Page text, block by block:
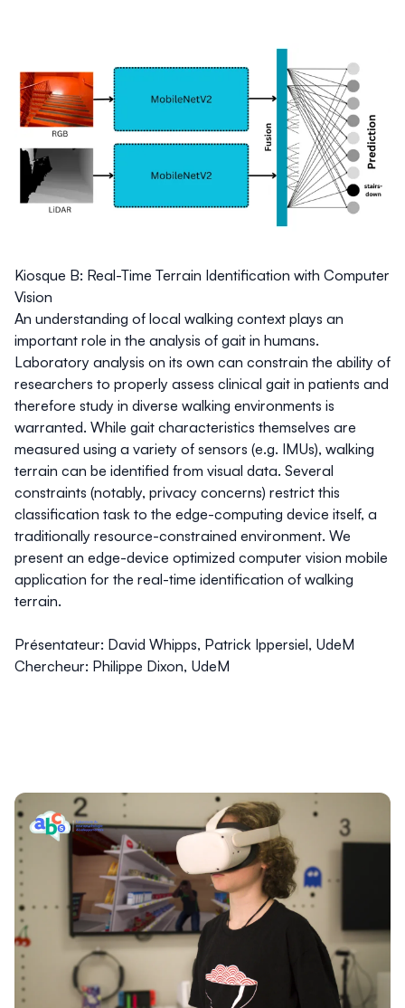
Kiosque B: Real-Time Terrain Identification with Computer
Vision
An understanding of local walking context plays an
important role in the analysis of gait in humans.
Laboratory analysis on its own can constrain the ability of
researchers to properly assess clinical gait in patients and
therefore study in diverse walking environments is
warranted. While gait characteristics themselves are
measured using a variety of sensors (e.g. IMUs), walking
terrain can be identified from visual data. Several
constraints (notably, privacy concerns) restrict this
classification task to the edge-computing device itself, a
traditionally resource-constrained environment. We
present an edge-device optimized computer vision mobile
application for the real-time identification of walking
terrain.
Présentateur: David Whipps, Patrick Ippersiel, UdeM
Chercheur: Philippe Dixon, UdeM